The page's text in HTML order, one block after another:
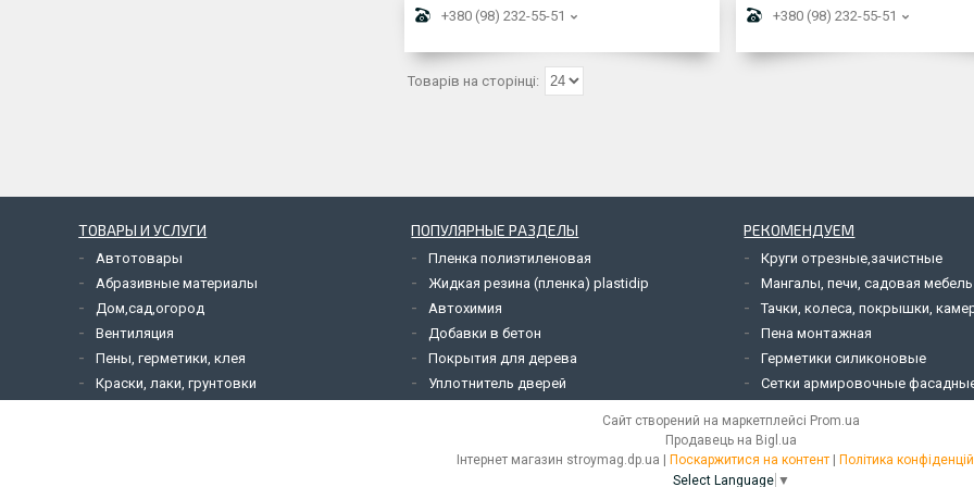
+380 (98) 232-55-51 +380 (98) 232-55-51
ТОВАРЫ И УСЛУГИ
Автотовары
Абразивные материалы
Дом,сад,огород
Вентиляция
Пены, герметики, клея
Краски, лаки, грунтовки
ПОПУЛЯРНЫЕ РАЗДЕЛЫ
Пленка полиэтиленовая
Жидкая резина (пленка) plastidip
Автохимия
Добавки в бетон
Покрытия для дерева
Уплотнитель дверей
РЕКОМЕНДУЕМ
Круги отрезные,зачистные
Мангалы, печи, садовая мебель
Тачки, колеса, покрышки,
Пена монтажная
Герметики силиконовые
Сетки армировочные
Сайт створений на маркетплейсі Prom.ua
Продавець на Bigl.ua
Поскаржитися на контент
Політика
Select Language ▼